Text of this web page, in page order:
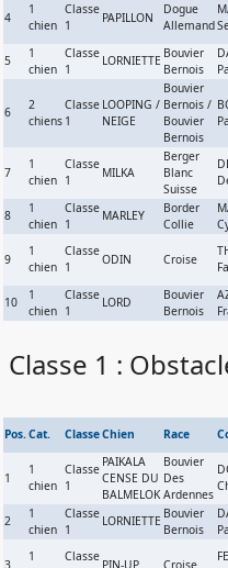
4
1
chien
Classe
1
PAPILLON
Dogue
Allemand
5
1
chien
Classe
1
LORNIETTE Bouvier
Bernois
6
2
chiens
Classe
1
LOOPING /
NEIGE
Bouvier
Bernois /
Bouvier
Bernois
7
1
chien
Classe
1
MILKA
Berger
Blanc
Suisse
8
1
chien
Classe
1
MARLEY
Border
Collie
9
1
chien
Classe
1
ODIN Croise
10
1
chien
Classe
1
LORD
Bouvier
Bernois
Classe 1 :
Pos.Cat. ClasseChien Race
1
1
chien
Classe
1
PAIKALA
CENSE DU
BALMELOK
Bouvier
Des
Ardennes
2
1
chien
Classe
1
LORNIETTE Bouvier
Bernois
3
1
Classe
PIN-UP Croise